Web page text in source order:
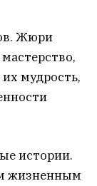
Жюри
мудрость,
истории.
жизненным